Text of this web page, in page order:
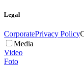
Legal
CorporatePrivacy Policy
Media
Video
Foto